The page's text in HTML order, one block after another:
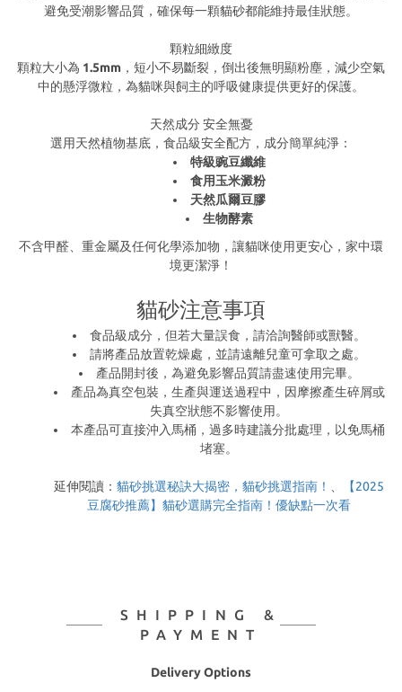
避免受潮影響品質，確保每一顆貓砂都能維持最佳狀態。
顆粒細緻度
顆粒大小為 1.5mm ，短小不易斷裂，倒出後無明顯粉塵，減少空氣
中的懸浮微粒，為貓咪與飼主的呼吸健康提供更好的保護。
天然成分 安全無憂
選用天然植物基底，食品級安全配方，成分簡單純淨：
特級豌豆纖維
食用玉米澱粉
天然瓜爾豆膠
生物酵素
不含甲醛、重金屬及任何化學添加物，讓貓咪使用更安心，家中環
境更潔淨！
貓砂注意事項
食品級成分，但若大量誤食，請洽詢醫師或獸醫。
請將產品放置乾燥處，並請遠離兒童可拿取之處。
產品開封後，為避免影響品質請盡速使用完畢。
產品為真空包裝，生產與運送過程中，因摩擦產生碎屑或
失真空狀態不影響使用。
本產品可直接沖入馬桶，過多時建議分批處理，以免馬桶
堵塞。
延伸閱讀： 貓砂挑選秘訣大揭密，貓砂挑選指南！
【2025
豆腐砂推薦】貓砂選購完全指南！優缺點一次看
SHIPPING &
PAYMENT
Delivery Options